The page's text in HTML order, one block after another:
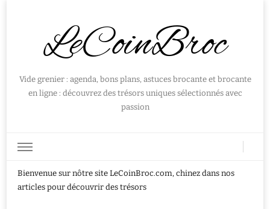
LeCoinBroc
Vide grenier : agenda, bons plans, astuces brocante et brocante
en ligne : découvrez des trésors uniques sélectionnés avec
passion
Bienvenue sur nôtre site LeCoinBroc.com, chinez dans nos
articles pour découvrir des trésors